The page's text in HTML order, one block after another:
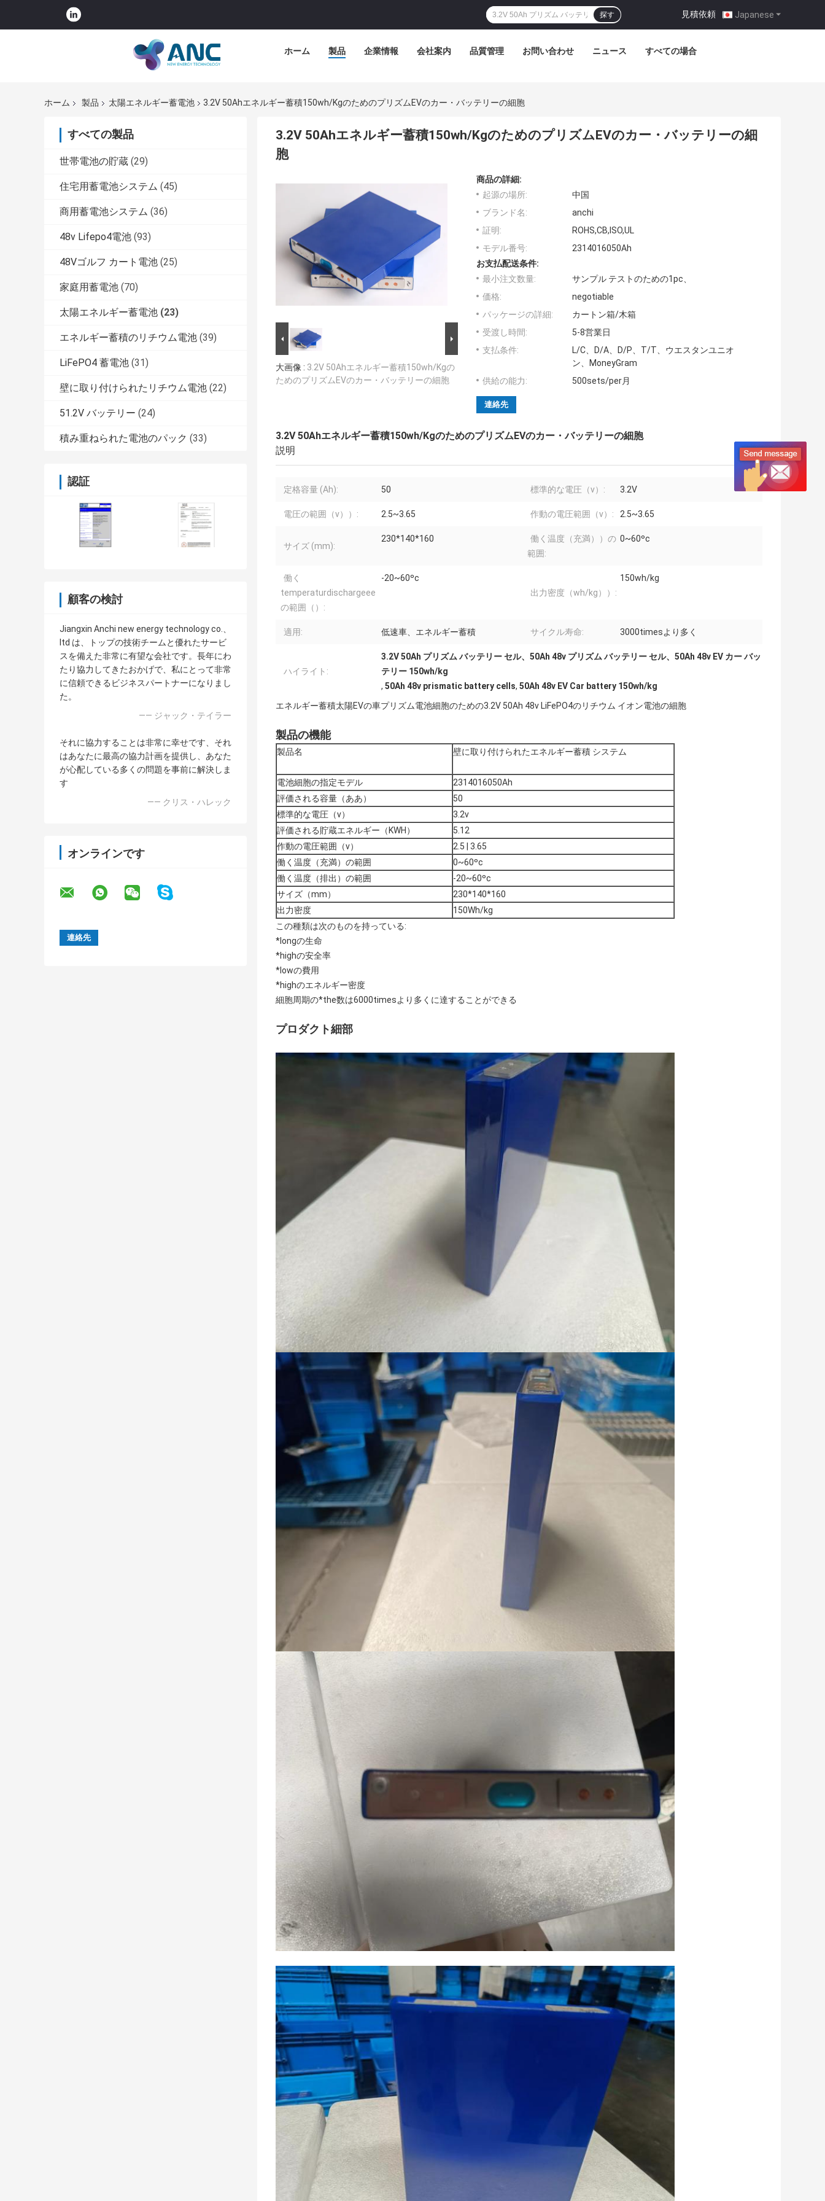
Japanese
見積依頼 |
探す
ホーム 製品 企業情報 会社案内 品質管理 お問い合わせ ニュース すべての場合
ホーム 製品 太陽エネルギー蓄電池 3.2V 50Ahエネルギー蓄積150wh/KgのためのプリズムEVのカー・バッテリーの細胞
すべての製品
世帯電池の貯蔵 (29)
住宅用蓄電池システム (45)
商用蓄電池システム (36)
48v Lifepo4電池 (93)
48Vゴルフ カート電池 (25)
家庭用蓄電池 (70)
太陽エネルギー蓄電池 (23)
エネルギー蓄積のリチウム電池 (39)
LiFePO4 蓄電池 (31)
壁に取り付けられたリチウム電池 (22)
51.2V バッテリー (24)
積み重ねられた電池のパック (33)
認証
顧客の検討
Jiangxin Anchi new energy technology co.、
ltd は、トップの技術チームと優れたサービ
スを備えた非常に有望な会社です。長年にわ
たり協力してきたおかげで、私にとって非常
に信頼できるビジネスパートナーになりまし
た。
—— ジャック・テイラー
それに協力することは非常に幸せです、それ
はあなたに最高の協力計画を提供し、あなた
が心配している多くの問題を事前に解決しま
す
—— クリス・ハレック
オンラインです
3.2V 50Ahエネルギー蓄積150wh/KgのためのプリズムEVのカー・バッテリーの細
胞
大画像 : 3.2V 50Ahエネルギー蓄積150wh/Kgの
ためのプリズムEVのカー・バッテリーの細胞
商品の詳細:
起源の場所:
中国
ブランド名:
anchi
証明:
ROHS,CB,ISO,UL
モデル番号:
2314016050Ah
お支払配送条件:
最小注文数量:
サンプル テストのための1pc、
価格:
negotiable
パッケージの詳細:
カートン箱/木箱
受渡し時間:
5-8営業日
支払条件:
L/C、D/A、D/P、T/T、ウエスタンユニオ
ン、MoneyGram
供給の能力:
500sets/per月
連絡先
3.2V 50Ahエネルギー蓄積150wh/KgのためのプリズムEVのカー・バッテリーの細胞
説明
定格容量 (Ah): 50 標準的な電圧（v）: 3.2V
電圧の範囲（v））: 2.5~3.65 作動の電圧範囲（v）: 2.5~3.65
サイズ (mm):
230*140*160
働く温度（充満））の
範囲:
0~60ºc
働く
temperaturdischargeee
の範囲（）:
-20~60ºc
出力密度（wh/kg））:
150wh/kg
適用: 低速車、エネルギー蓄積 サイクル寿命: 3000timesより多く
ハイライト:
3.2V 50Ah プリズム バッテリー セル、50Ah 48v プリズム バッテリー セル、50Ah 48v EV カー バッ
テリー 150wh/kg
, 50Ah 48v prismatic battery cells, 50Ah 48v EV Car battery 150wh/kg
エネルギー蓄積太陽EVの車プリズム電池細胞のための3.2V 50Ah 48v LiFePO4のリチウム イオン電池の細胞
製品の機能
製品名 壁に取り付けられたエネルギー蓄積 システム
電池細胞の指定モデル
2314016050Ah
評価される容量（ああ）
50
標準的な電圧（v）
3.2v
評価される貯蔵エネルギー（KWH）
5.12
作動の電圧範囲（v）
2.5 | 3.65
働く温度（充満）の範囲
0~60ºc
働く温度（排出）の範囲
-20~60ºc
サイズ（mm）
230*140*160
出力密度
150Wh/kg
この種類は次のものを持っている:
*longの生命
*highの安全率
*lowの費用
*highのエネルギー密度
細胞周期の*the数は6000timesより多くに達することができる
プロダクト細部